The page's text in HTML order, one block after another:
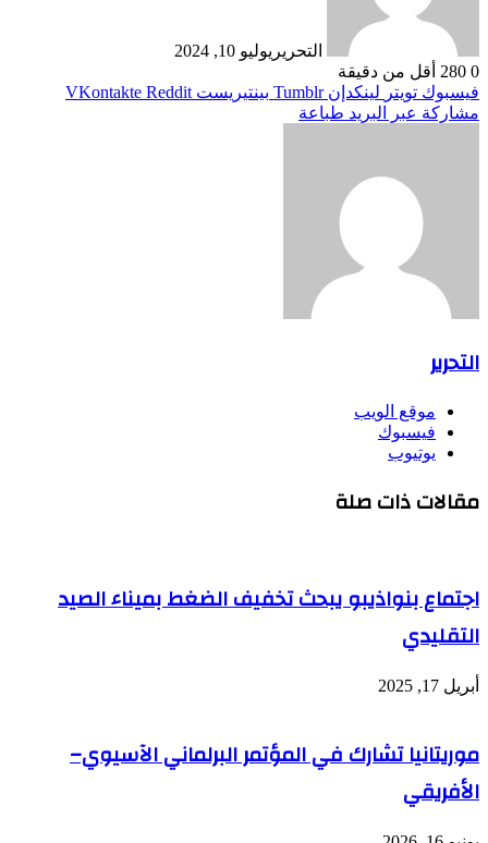
التحرير يوليو 10, 2024
0
أقل من دقيقة
فيسبوك تويتر لينكدإن بينتيريست
مشاركة عبر البريد طباعة
التحرير
موقع الويب
فيسبوك
يوتيوب
مقالات ذات صلة
اجتماع بنواذيبو يبحث تخفيف الضغط بميناء الصيد
التقليدي
أبريل 17, 2025
موريتانيا تشارك في المؤتمر البرلماني الآسيوي–
الأفريقي